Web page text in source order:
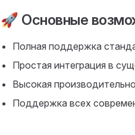
🚀 Основные
Полная поддержка
Простая интеграция в
Высокая
Поддержка всех